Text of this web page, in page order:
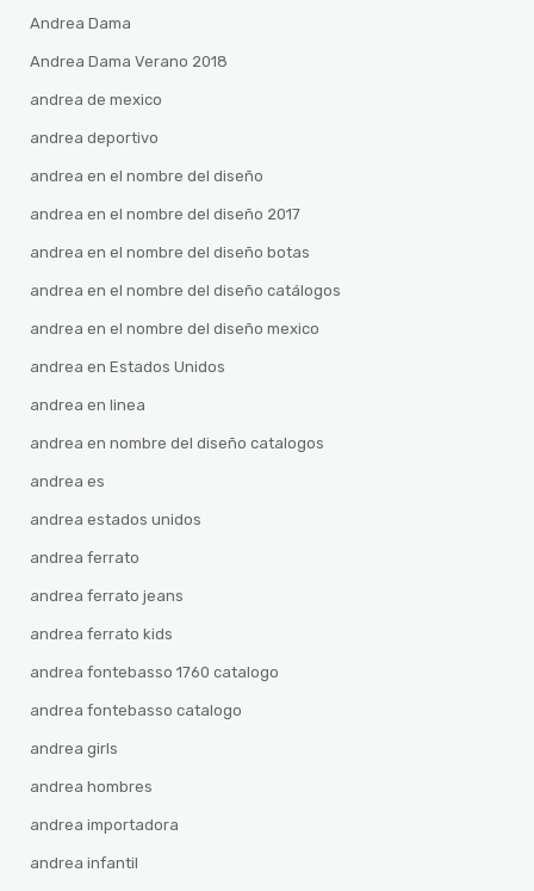
Andrea Dama
Andrea Dama Verano 2018
andrea de mexico
andrea deportivo
andrea en el nombre del diseño
andrea en el nombre del diseño 2017
andrea en el nombre del diseño botas
andrea en el nombre del diseño catálogos
andrea en el nombre del diseño mexico
andrea en Estados Unidos
andrea en linea
andrea en nombre del diseño catalogos
andrea es
andrea estados unidos
andrea ferrato
andrea ferrato jeans
andrea ferrato kids
andrea fontebasso 1760 catalogo
andrea fontebasso catalogo
andrea girls
andrea hombres
andrea importadora
andrea infantil